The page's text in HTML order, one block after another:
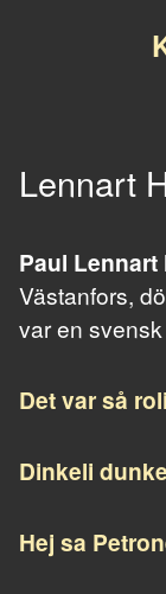
Lennart
Paul Lennart
Västanfors,
var en
Det var så
Dinkeli
Hej sa